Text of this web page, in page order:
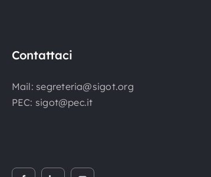
Contattaci
Mail: segreteria@sigot.org
PEC: sigot@pec.it